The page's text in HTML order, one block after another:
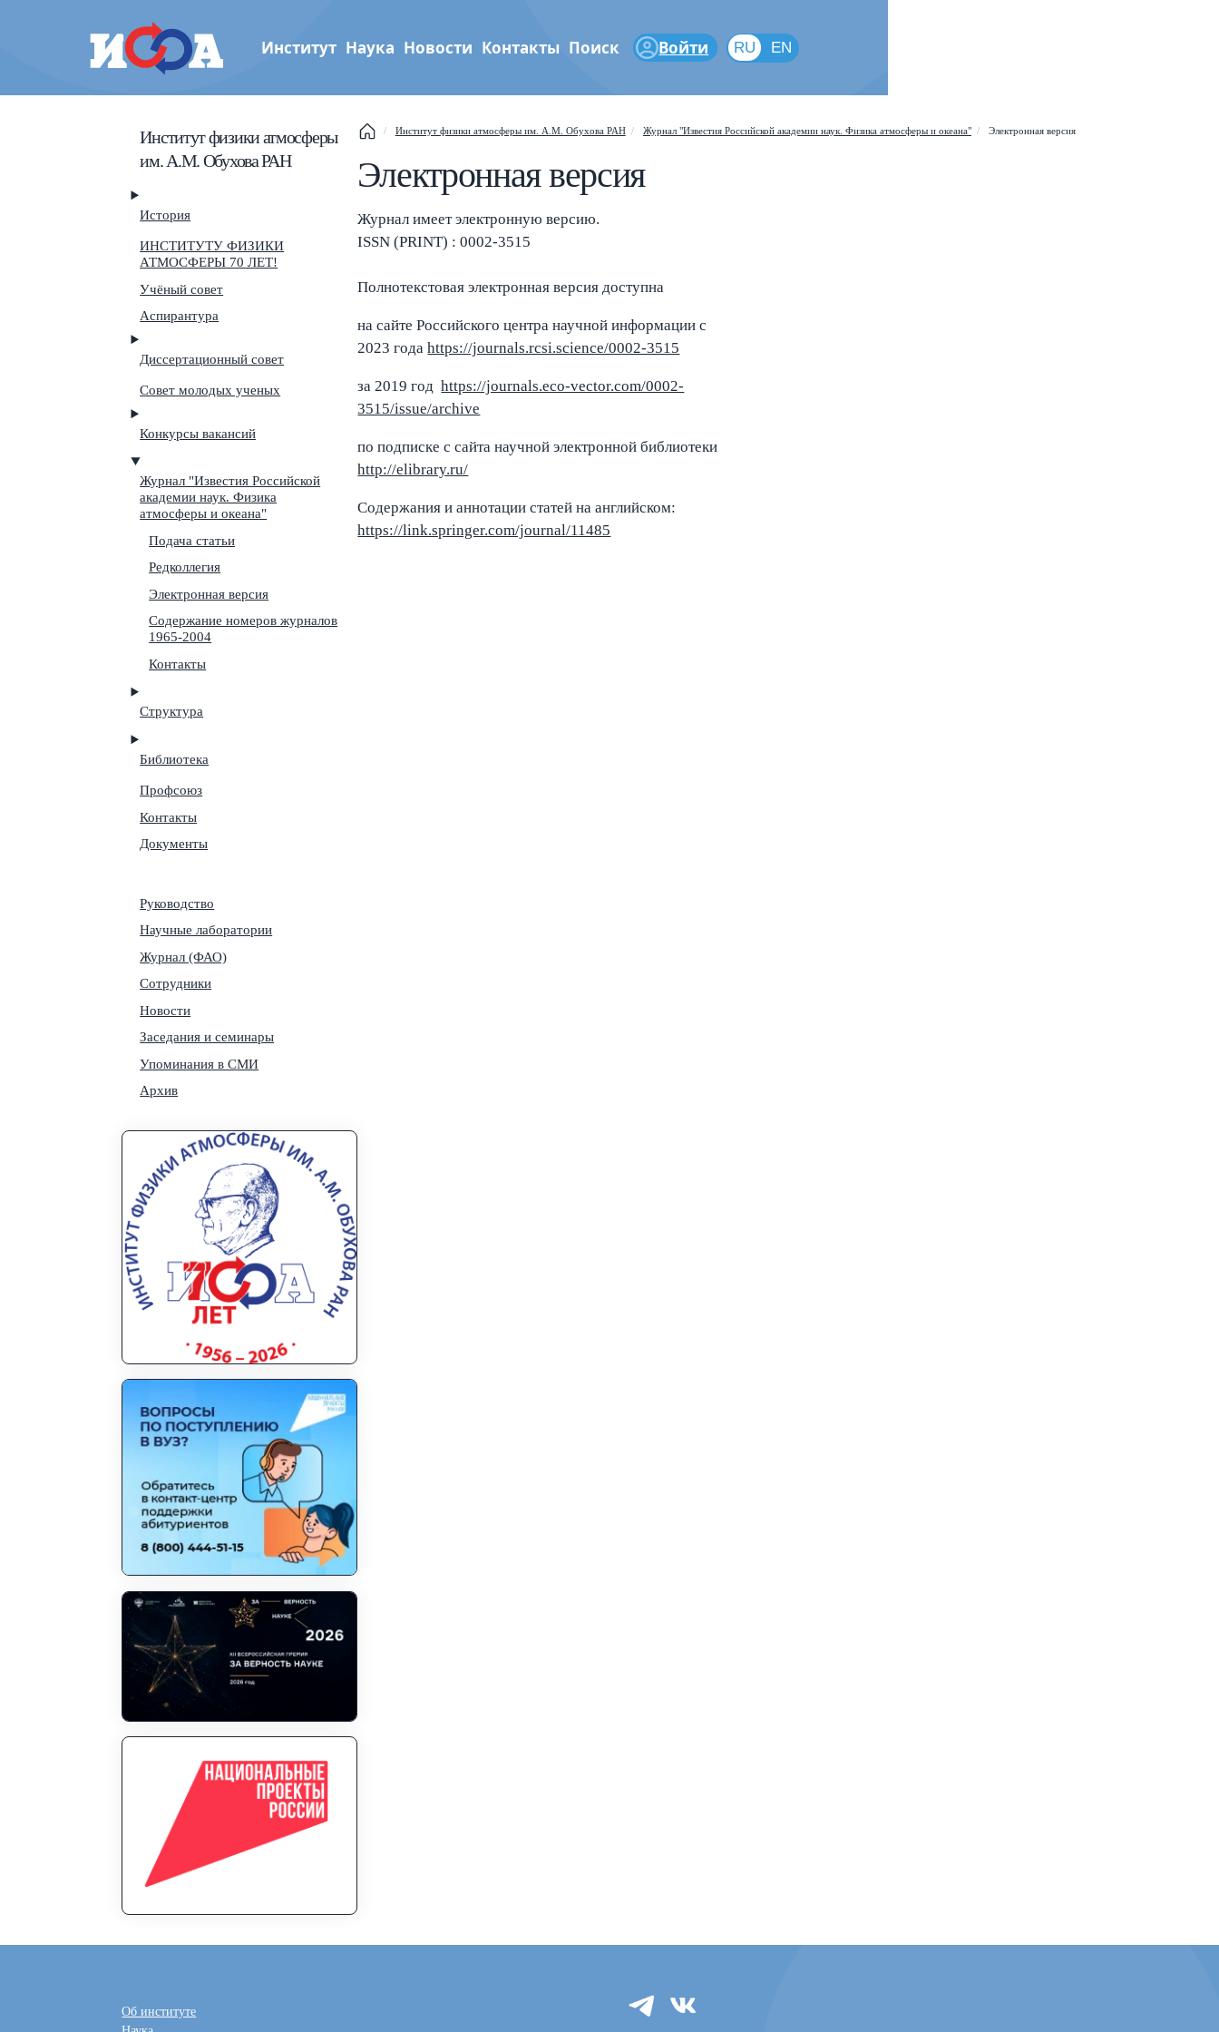
Институт физики атмосферы
им. А.М. Обухова РАН
Институт Наука Новости Контакты Поиск Войти RU EN
RU
Институт физики атмосферы
им. А.М. Обухова РАН
История
ИНСТИТУТУ ФИЗИКИ
АТМОСФЕРЫ 70 ЛЕТ!
Учёный совет
Аспирантура
Диссертационный совет
Совет молодых ученых
Конкурсы вакансий
Журнал "Известия Российской
академии наук. Физика
атмосферы и океана"
Подача статьи
Редколлегия
Электронная версия
Содержание номеров журналов
1965-2004
Контакты
Структура
Библиотека
Профсоюз
Контакты
Документы
Руководство
Научные лаборатории
Журнал (ФАО)
Сотрудники
Новости
Заседания и семинары
Упоминания в СМИ
Архив
Институт физики атмосферы им. А.М. Обухова РАН Журнал "Известия Российской академии наук. Физика атмосферы и океана" Электронная версия
Электронная версия
Журнал имеет электронную версию.
ISSN (PRINT) : 0002-3515
Полнотекстовая электронная версия доступна
на сайте Российского центра научной информации с
2023 годаhttps://journals.rcsi.science/0002-3515
за 2019 годhttps://journals.eco-vector.com/0002-
3515/issue/archive
по подписке с сайта научной электронной библиотеки
http://elibrary.ru/
Содержания и аннотации статей на английском:
https://link.springer.com/journal/11485
Об институте
This help popup Shift
Navigate posts